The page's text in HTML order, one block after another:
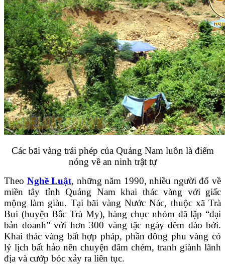
Các bãi vàng trái phép của Quảng Nam luôn là điểm
nóng về an ninh trật tự
Theo Nghề Luật, những năm 1990, nhiều người đổ về
miền tây tỉnh Quảng Nam khai thác vàng với giấc
mộng làm giàu. Tại bãi vàng Nước Nác, thuộc xã Trà
Bui (huyện Bắc Trà My), hàng chục nhóm đã lập “đại
bản doanh” với hơn 300 vàng tặc ngày đêm đào bới.
Khai thác vàng bất hợp pháp, phần đông phu vàng có
lý lịch bất hảo nên chuyện đâm chém, tranh giành lãnh
địa và cướp bóc xảy ra liên tục.